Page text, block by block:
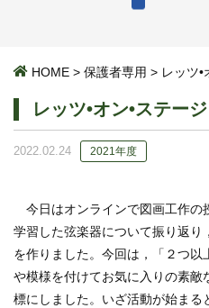
HOME > 保護者専用 > レッツ•
レッツ•オン•ステージ
2022.02.24 2021年度
今日はオンラインで図画工作の
学習した弦楽器について振り返り
を作りました。今回は，「２つ以
や模様を付けてお気に入りの素敵
標にしました。いざ活動が始まる